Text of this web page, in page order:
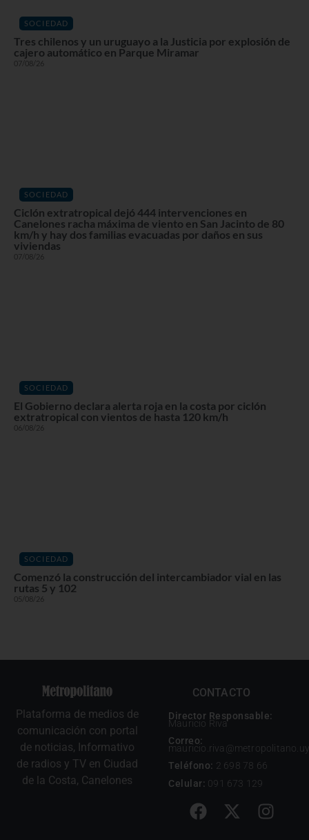
SOCIEDAD
Tres chilenos y un uruguayo a la Justicia por explosión de
cajero automático en Parque Miramar
07/08/26
SOCIEDAD
Ciclón extratropical dejó 444 intervenciones en
Canelones racha máxima de viento en San Jacinto de 80
km/h y hay dos familias evacuadas por daños en sus
viviendas
07/08/26
SOCIEDAD
El Gobierno declara alerta roja en la costa por ciclón
extratropical con vientos de hasta 120 km/h
06/08/26
SOCIEDAD
Comenzó la construcción del intercambiador vial en las
rutas 5 y 102
05/08/26
Plataforma de medios de
comunicación con portal
de noticias, Informativo
de radios y TV en Ciudad
de la Costa, Canelones
CONTACTO
Director Responsable:
Mauricio Riva
Correo:
mauricio.riva@metropolitano.uy
Teléfono: 2 698 78 66
Celular: 091 673 129